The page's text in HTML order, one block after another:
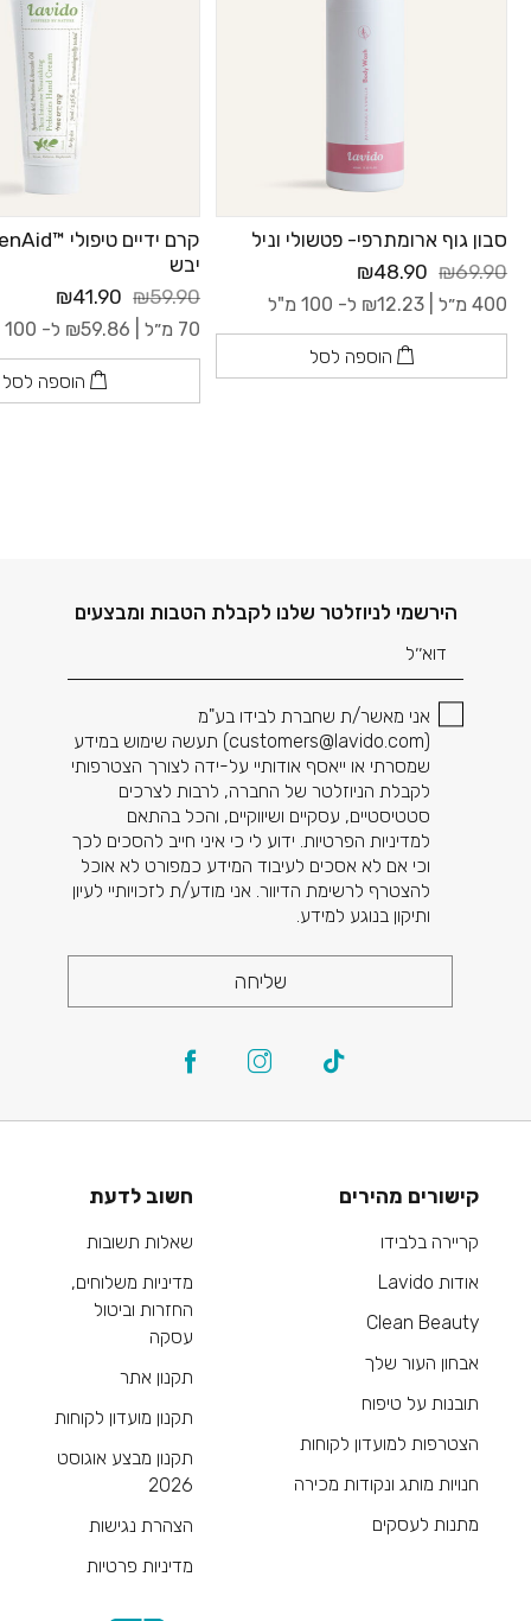
סבון גוף ארומתרפי- פטשולי וניל
₪69.90
₪48.90
400 מ״ל | ₪12.23 ל- 100 מ"ל
הוספה לסל
יבש
₪59.90
₪41.90
70 מ״ל | ₪59.86 ל- 100 מ"ל
הוספה לסל
הירשמי לניוזלטר שלנו לקבלת הטבות ומבצעים
דוא׳׳ל
אני מאשר/ת שחברת לבידו בע"מ
(
customers@lavido.com) תעשה שימוש במידע
שמסרתי או ייאסף אודותיי על-ידה לצורך הצטרפותי
לקבלת הניוזלטר של החברה, לרבות לצרכים
סטטיסטיים, עסקיים ושיווקיים, והכל בהתאם
למדיניות הפרטיות. ידוע לי כי איני חייב להסכים לכך
וכי אם לא אסכים לעיבוד המידע כמפורט לא אוכל
להצטרף לרשימת הדיוור. אני מודע/ת לזכויותיי לעיון
ותיקון בנוגע למידע.
שליחה
קישורים מהירים
קריירה בלבידו
אודות Lavido
Clean Beauty
אבחון העור שלך
תובנות על טיפוח
הצטרפות למועדון לקוחות
חנויות מותג ונקודות מכירה
מתנות לעסקים
חשוב לדעת
שאלות תשובות
מדיניות משלוחים,
החזרות וביטול
עסקה
תקנון אתר
תקנון מועדון לקוחות
תקנון מבצע אוגוסט
2026
הצהרת נגישות
מדיניות פרטיות